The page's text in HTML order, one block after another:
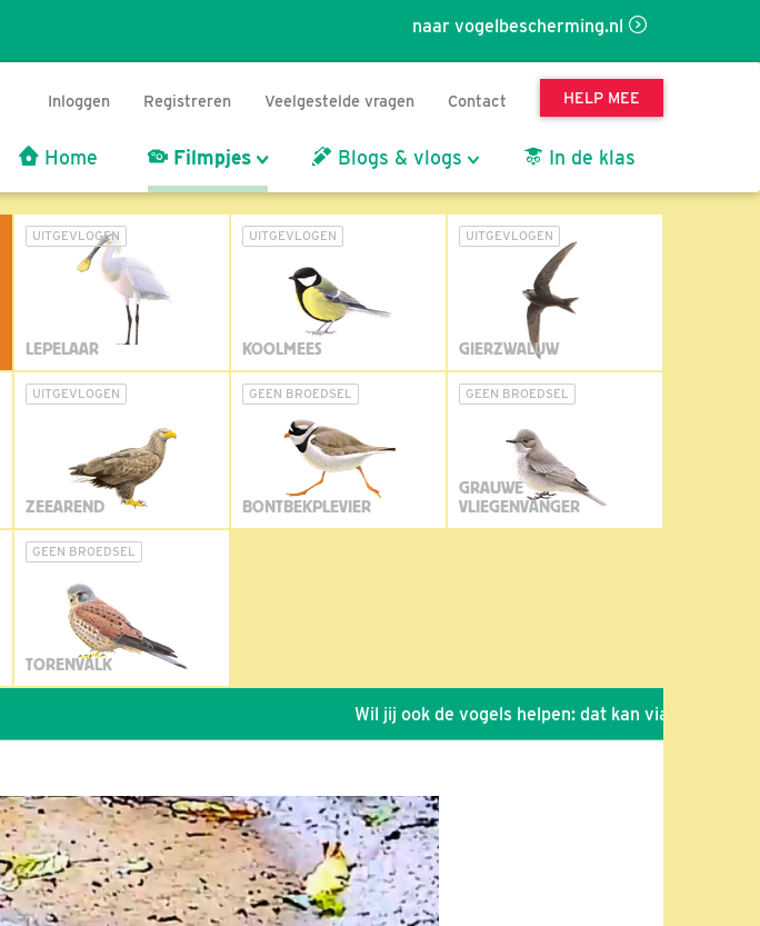
naar vogelbescherming.nl
Inloggen Registreren Veelgestelde vragen Contact HELP MEE
Home Filmpjes Blogs & vlogs In de klas
UITGEVLOGEN
LEPELAAR
UITGEVLOGEN
KOOLMEES
UITGEVLOGEN
GIERZWALUW
UITGEVLOGEN
ZEEAREND
GEEN BROEDSEL
BONTBEKPLEVIER
GEEN BROEDSEL
GRAUWE
VLIEGENVANGER
GEEN BROEDSEL
TORENVALK
Wil jij ook de vogels helpen: dat kan via de link!